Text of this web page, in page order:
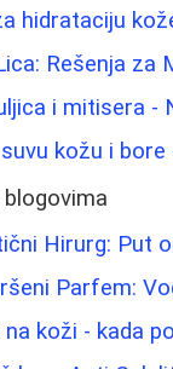
hidrataciju
Rešenja za
i mitisera -
kožu i
Hirurg: Put
Parfem:
koži - kada